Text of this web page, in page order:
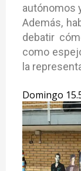
autónomos
Además,
debatir
como
la
Domingo